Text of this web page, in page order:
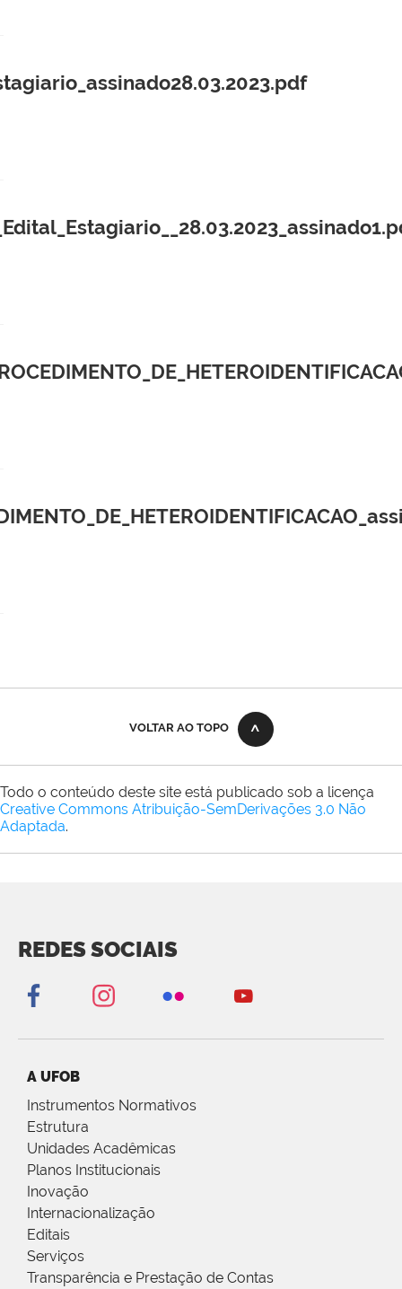
VOLTAR AO TOPO
Todo o conteúdo deste site está publicado sob a licença
Creative Commons Atribuição-SemDerivações 3.0 Não
Adaptada.
REDES SOCIAIS
A UFOB
Instrumentos Normativos
Estrutura
Unidades Acadêmicas
Planos Institucionais
Inovação
Internacionalização
Editais
Serviços
Transparência e Prestação de Contas